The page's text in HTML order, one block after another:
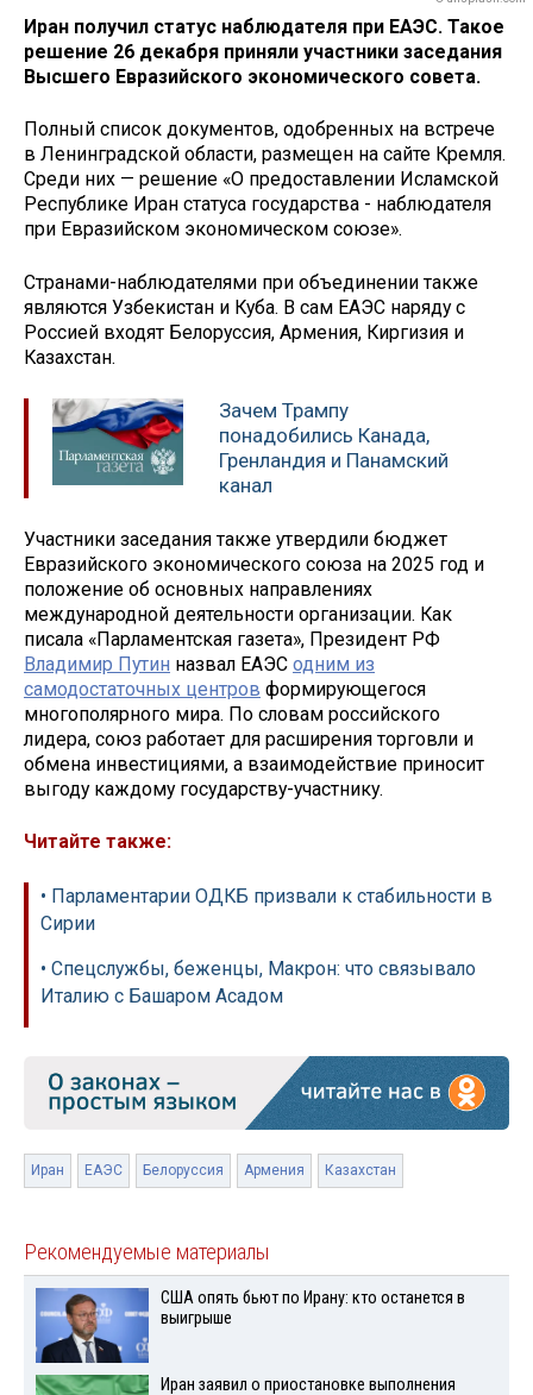
Иран получил статус наблюдателя при ЕАЭС. Такое
решение 26 декабря приняли участники заседания
Высшего Евразийского экономического совета.
Полный список документов, одобренных на встрече
в Ленинградской области, размещен на сайте Кремля.
Среди них — решение «О предоставлении Исламской
Республике Иран статуса государства - наблюдателя
при Евразийском экономическом союзе».
Странами-наблюдателями при объединении также
являются Узбекистан и Куба. В сам ЕАЭС наряду с
Россией входят Белоруссия, Армения, Киргизия и
Казахстан.
Зачем Трампу
понадобились Канада,
Гренландия и Панамский
канал
Участники заседания также утвердили бюджет
Евразийского экономического союза на 2025 год и
положение об основных направлениях
международной деятельности организации. Как
писала «Парламентская газета», Президент РФ
Владимир Путин назвал ЕАЭС одним из
самодостаточных центров формирующегося
многополярного мира. По словам российского
лидера, союз работает для расширения торговли и
обмена инвестициями, а взаимодействие приносит
выгоду каждому государству-участнику.
Читайте также:
• Парламентарии ОДКБ призвали к стабильности в
Сирии
• Спецслужбы, беженцы, Макрон: что связывало
Италию с Башаром Асадом
Иран ЕАЭС Белоруссия Армения Казахстан
Рекомендуемые материалы
США опять бьют по Ирану: кто останется в
выигрыше
Иран заявил о приостановке выполнения